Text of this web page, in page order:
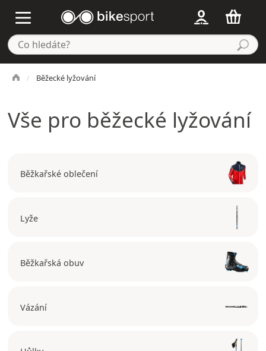
Běžecké lyžování
Vše pro běžecké lyžování
Běžkařské oblečení
Lyže
Běžkařská obuv
Vázání